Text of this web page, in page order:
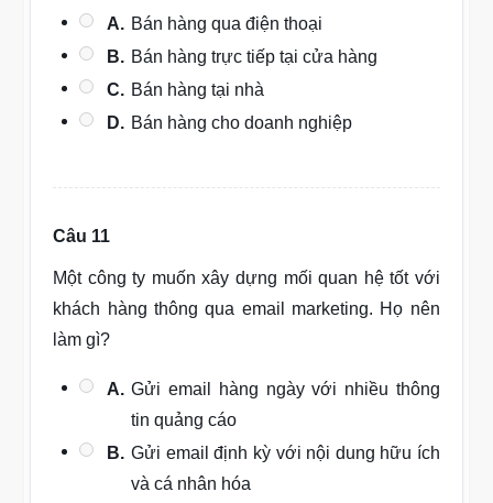
A. Bán hàng qua điện thoại
B. Bán hàng trực tiếp tại cửa hàng
C. Bán hàng tại nhà
D. Bán hàng cho doanh nghiệp
Câu 11
Một công ty muốn xây dựng mối quan hệ tốt với
khách hàng thông qua email marketing. Họ nên
làm gì?
A. Gửi email hàng ngày với nhiều thông
tin quảng cáo
B. Gửi email định kỳ với nội dung hữu ích
và cá nhân hóa